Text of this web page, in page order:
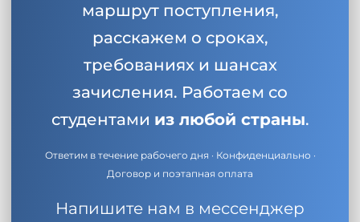
маршрут поступления,
расскажем о сроках,
требованиях и шансах
зачисления. Работаем со
студентами из любой страны.
Ответим в течение рабочего дня · Конфиденциально ·
Договор и поэтапная оплата
Напишите нам в мессенджер